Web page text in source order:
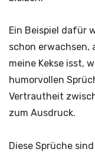
Ein Beispiel dafür
schon erwachsen,
meine Kekse isst,
humorvollen
Vertrautheit
zum Ausdruck.
Diese Sprüche